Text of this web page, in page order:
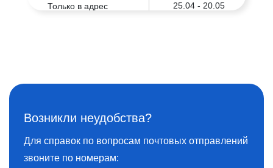
Только в адрес
25.04 - 20.05
Только в адрес
связи:
Ураловка
Возникли неудобства?
Для справок по вопросам почтовых отправлений
звоните по номерам: